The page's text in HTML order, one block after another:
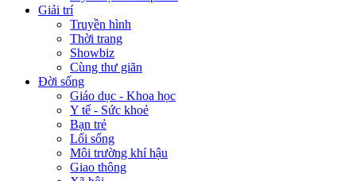
Giải trí
Truyền hình
Thời trang
Showbiz
Cùng thư giãn
Đời sống
Giáo dục - Khoa học
Y tế - Sức khoẻ
Bạn trẻ
Lối sống
Môi trường khí hậu
Giao thông